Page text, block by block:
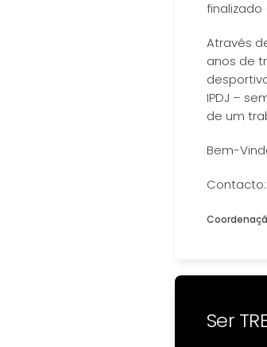
finalizado
Através
anos de
IPDJ –
de um
Bem-
Contacto:
Ser